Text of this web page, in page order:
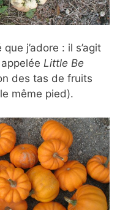
j’adore : il s’agit
Little Be
des tas de fruits
même pied).